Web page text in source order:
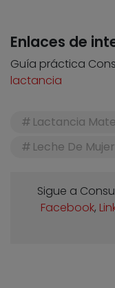
Enlaces de
Guía práctica
lactancia
Lactancia
Leche De Mujer
Sigue a
Facebook,